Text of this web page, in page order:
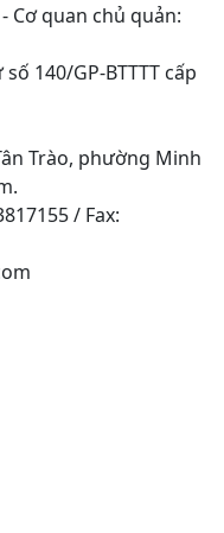
- Cơ quan chủ quản:
140/GP-BTTTT cấp
Trào, phường Minh
/ Fax: